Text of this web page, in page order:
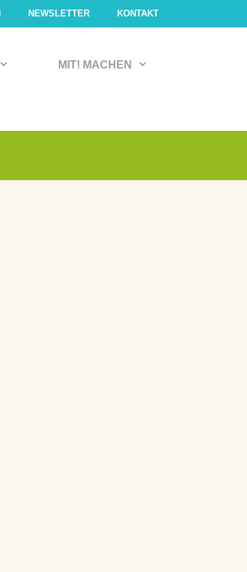
NEWSLETTER KONTAKT
MIT! MACHEN